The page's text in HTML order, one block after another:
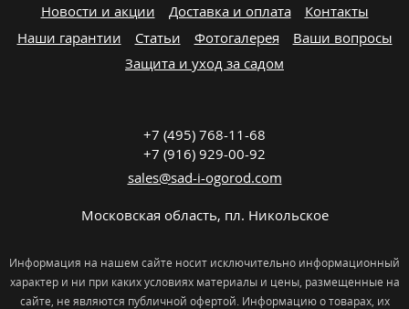
Новости и акции
Доставка и оплата
Контакты
Наши гарантии
Статьи Фотогалерея
Ваши вопросы
Защита и уход за садом
+7 (495) 768-11-68
+7 (916) 929-00-92
sales@sad-i-ogorod.com
Московская область, пл. Никольcкое
Информация на нашем сайте носит исключительно информационный
характер и ни при каких условиях материалы и цены, размещенные на
сайте, не являются публичной офертой. Информацию о товарах, их